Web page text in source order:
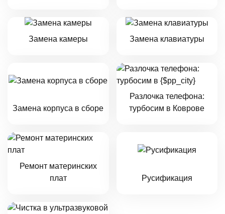
Замена камеры Замена клавиатуры
Замена корпуса в сборе
Разлочка телефона:
турбосим в Коврове
Ремонт материнских
плат
Русификация